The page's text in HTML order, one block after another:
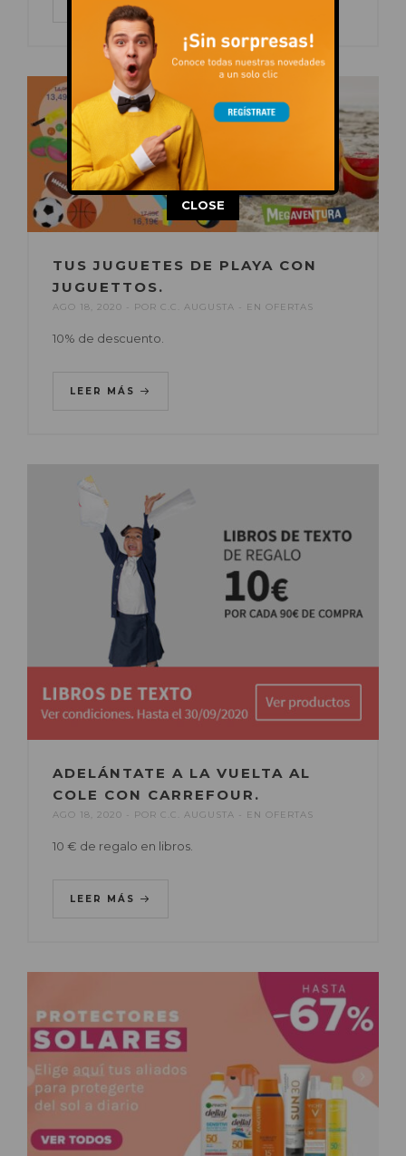
LEER MÁS
TUS JUGUETES DE PLAYA CON
JUGUETTOS.
AGO 18, 2020 POR C.C. AUGUSTA EN OFERTAS
10% de descuento.
LEER MÁS
ADELÁNTATE A LA VUELTA AL
COLE CON CARREFOUR.
AGO 18, 2020 POR C.C. AUGUSTA EN OFERTAS
10 € de regalo en libros.
LEER MÁS
This popup will close in:14
CLOSE